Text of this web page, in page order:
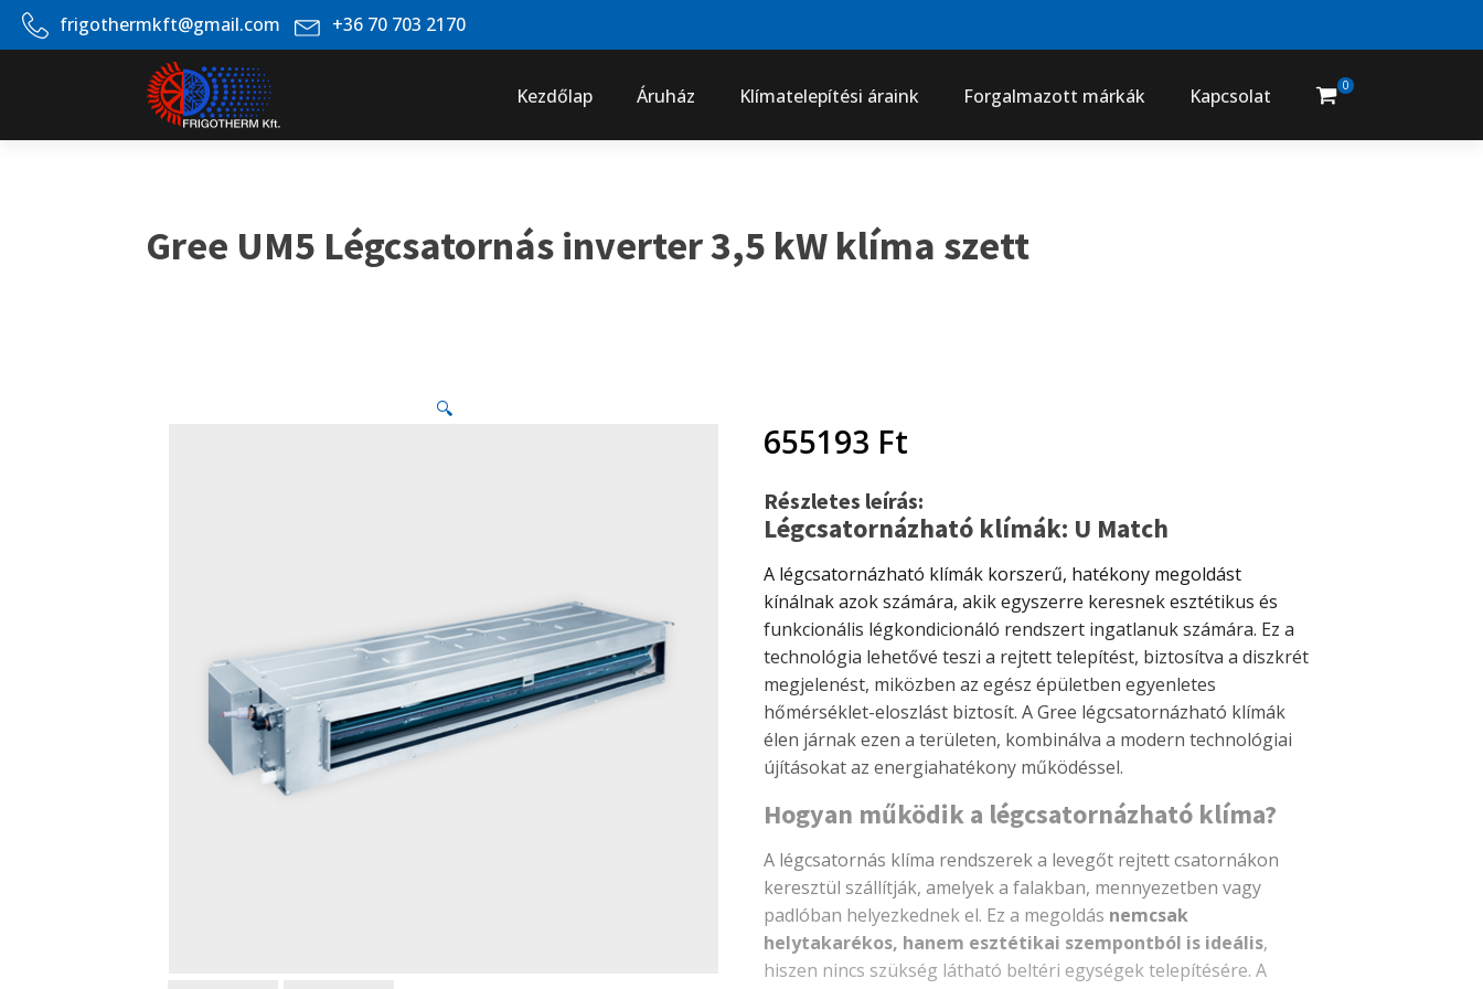
frigothermkft@gmail.com +36 70 703 2170
Kezdőlap Áruház Klímatelepítési áraink Forgalmazott márkák Kapcsolat 0
Gree UM5 Légcsatornás inverter 3,5 kW klíma szett
🔍
655193 Ft
Részletes leírás:
Légcsatornázható klímák: U Match
A légcsatornázható klímák korszerű, hatékony megoldást
kínálnak azok számára, akik egyszerre keresnek esztétikus és
funkcionális légkondicionáló rendszert ingatlanuk számára. Ez a
technológia lehetővé teszi a rejtett telepítést, biztosítva a diszkrét
megjelenést, miközben az egész épületben egyenletes
hőmérséklet-eloszlást biztosít. A Gree légcsatornázható klímák
élen járnak ezen a területen, kombinálva a modern technológiai
újításokat az energiahatékony működéssel.
Hogyan működik a légcsatornázható klíma?
A légcsatornás klíma rendszerek a levegőt rejtett csatornákon
keresztül szállítják, amelyek a falakban, mennyezetben vagy
padlóban helyezkednek el. Ez a megoldás nemcsak
helytakarékos, hanem esztétikai szempontból is ideális,
hiszen nincs szükség látható beltéri egységek telepítésére. A